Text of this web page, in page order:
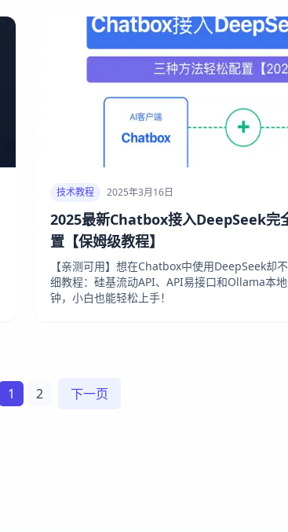
技术教程 2025年3月16日
2025最新Chatbox接入DeepSeek完
置【保姆级教程】
【亲测可用】想在Chatbox中使用DeepSeek却
细教程：硅基流动API、API易接口和Ollama本
钟，小白也能轻松上手！
1 2 下一页